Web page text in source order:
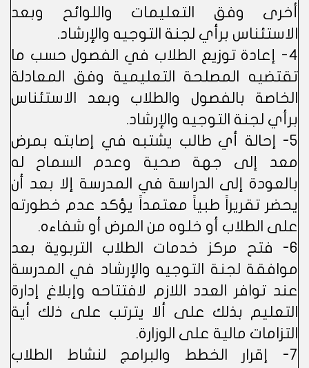
أخرى وفق التعليمات واللوائح وبعد
الاستئناس برأي لجنة التوجيه والإرشاد.
4- إعادة توزيع الطلاب في الفصول حسب ما
تقتضيه المصلحة التعليمية وفق المعادلة
الخاصة بالفصول والطلاب وبعد الاستئناس
برأي لجنة التوجيه والإرشاد.
5- إحالة أي طالب يشتبه في إصابته بمرض
معد إلى جهة صحية وعدم السماح له
بالعودة إلى الدراسة في المدرسة إلا بعد أن
يحضر تقريراً طبياً معتمداً يؤكد عدم خطورته
على الطلاب أو خلوه من المرض أو شفاءه.
6- فتح مركز خدمات الطلاب التربوية بعد
موافقة لجنة التوجيه والإرشاد في المدرسة
عند توافر العدد اللازم لافتتاحه وإبلاغ إدارة
التعليم بذلك على ألا يترتب على ذلك أية
التزامات مالية على الوزارة.
7- إقرار الخطط والبرامج لنشاط الطلاب